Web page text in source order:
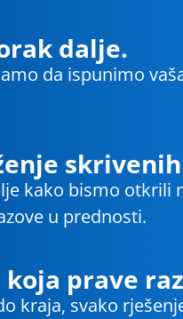
dalje.
da ispunimo
kako bismo otkrili
u prednosti.
koja prave
kraja, svako